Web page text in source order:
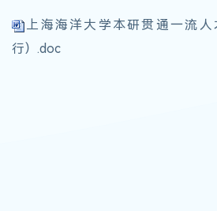
上海海洋大学本研贯通一流
行）.doc